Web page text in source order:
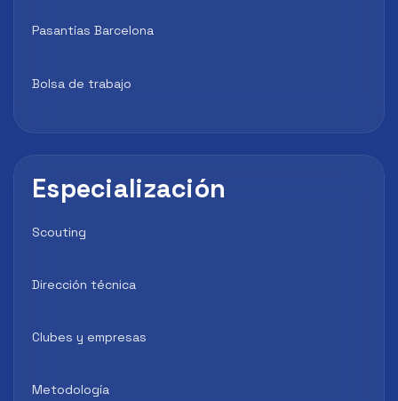
Pasantías Barcelona
Bolsa de trabajo
Especialización
Scouting
Dirección técnica
Clubes y empresas
Metodología